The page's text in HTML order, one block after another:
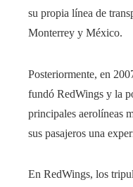
su propia línea de
Monterrey y México.
Posteriormente, en
fundó RedWings y la
principales aerolíneas
sus pasajeros una
En RedWings, los